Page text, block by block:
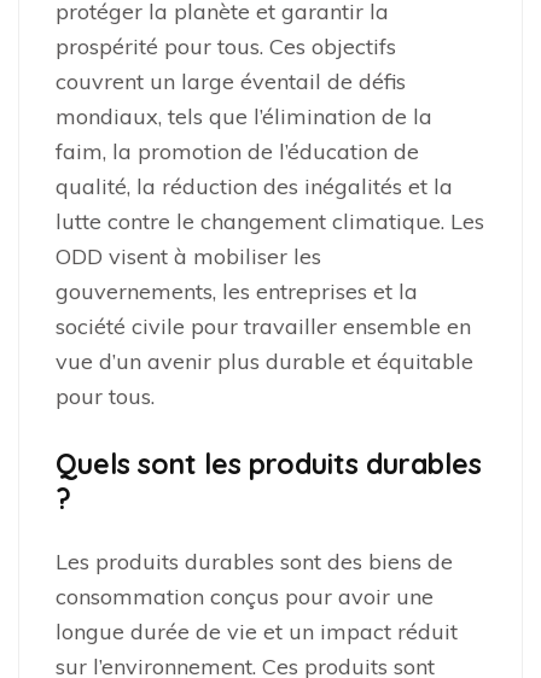
protéger la planète et garantir la
prospérité pour tous. Ces objectifs
couvrent un large éventail de défis
mondiaux, tels que l’élimination de la
faim, la promotion de l’éducation de
qualité, la réduction des inégalités et la
lutte contre le changement climatique. Les
ODD visent à mobiliser les
gouvernements, les entreprises et la
société civile pour travailler ensemble en
vue d’un avenir plus durable et équitable
pour tous.
Quels sont les produits durables
?
Les produits durables sont des biens de
consommation conçus pour avoir une
longue durée de vie et un impact réduit
sur l’environnement. Ces produits sont